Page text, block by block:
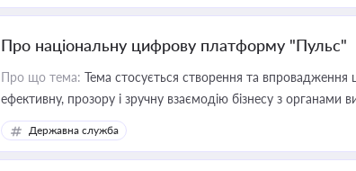
Про національну цифрову платформу "Пульс"
Про що тема: Тема стосується створення та
ефективну, прозору і зручну взаємодію бізнесу з органами
Державна служба